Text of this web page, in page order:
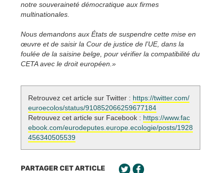
notre souveraineté démocratique aux firmes
multinationales.
Nous demandons aux États de suspendre cette mise en
œuvre et de saisir la Cour de justice de l’UE, dans la
foulée de la saisine belge, pour vérifier la compatibilité du
CETA avec le droit européen.»
Retrouvez cet article sur Twitter : https://twitter.com/
euroecolos/status/910852066259677184
Retrouvez cet article sur Facebook : https://www.fac
ebook.com/eurodeputes.europe.ecologie/posts/1928
456340505539
PARTAGER CET ARTICLE